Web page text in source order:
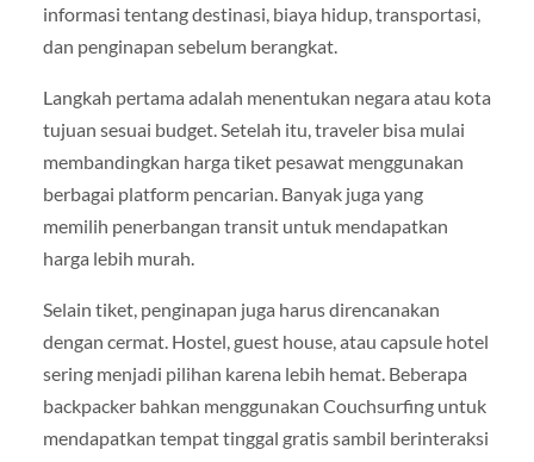
informasi tentang destinasi, biaya hidup, transportasi,
dan penginapan sebelum berangkat.
Langkah pertama adalah menentukan negara atau kota
tujuan sesuai budget. Setelah itu, traveler bisa mulai
membandingkan harga tiket pesawat menggunakan
berbagai platform pencarian. Banyak juga yang
memilih penerbangan transit untuk mendapatkan
harga lebih murah.
Selain tiket, penginapan juga harus direncanakan
dengan cermat. Hostel, guest house, atau capsule hotel
sering menjadi pilihan karena lebih hemat. Beberapa
backpacker bahkan menggunakan Couchsurfing untuk
mendapatkan tempat tinggal gratis sambil berinteraksi